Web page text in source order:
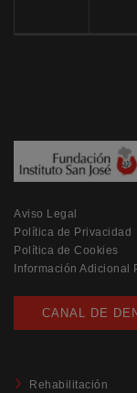
Aviso Legal
Política de Privacidad
Política de Cookies
Información Adicional
CANAL DE
Rehabilitación